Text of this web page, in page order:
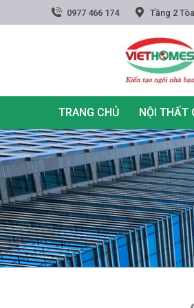
0977 466 174 Tầng 2
TRANG CHỦ NỘI THẤT